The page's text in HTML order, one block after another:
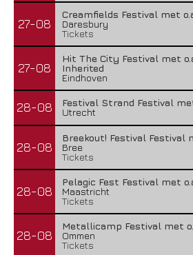
27-08
Creamfields Festival met
Daresbury
Tickets
27-08
Hit The City Festival met
Inherited
Eindhoven
28-08
Festival Strand Festival
Utrecht
28-08
Breekout! Festival Festival
Bree
Tickets
28-08
Pelagic Fest Festival met
Maastricht
Tickets
28-08
Metallicamp Festival met
Ommen
Tickets